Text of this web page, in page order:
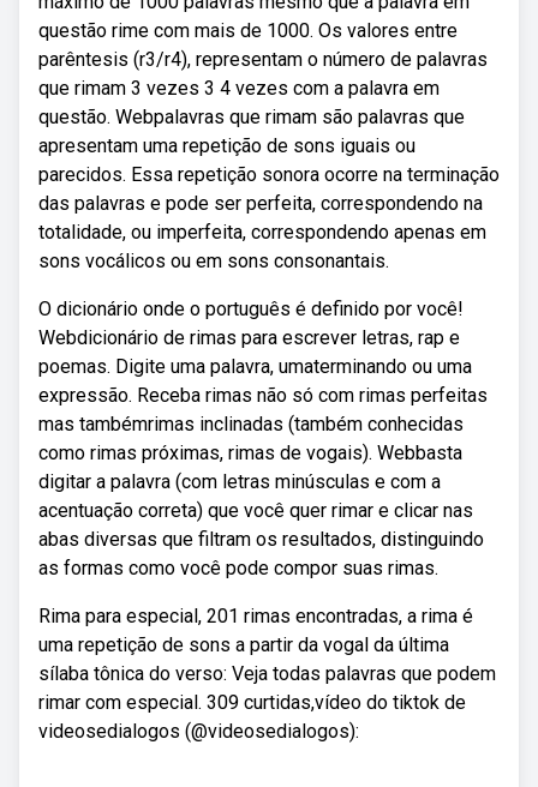
questão rime com mais de 1000. Os valores entre
parêntesis (r3/r4), representam o número de palavras
que rimam 3 vezes 3 4 vezes com a palavra em
questão. Webpalavras que rimam são palavras que
apresentam uma repetição de sons iguais ou
parecidos. Essa repetição sonora ocorre na terminação
das palavras e pode ser perfeita, correspondendo na
totalidade, ou imperfeita, correspondendo apenas em
sons vocálicos ou em sons consonantais.
O dicionário onde o português é definido por você!
Webdicionário de rimas para escrever letras, rap e
poemas. Digite uma palavra, umaterminando ou uma
expressão. Receba rimas não só com rimas perfeitas
mas tambémrimas inclinadas (também conhecidas
como rimas próximas, rimas de vogais). Webbasta
digitar a palavra (com letras minúsculas e com a
acentuação correta) que você quer rimar e clicar nas
abas diversas que filtram os resultados, distinguindo
as formas como você pode compor suas rimas.
Rima para especial, 201 rimas encontradas, a rima é
uma repetição de sons a partir da vogal da última
sílaba tônica do verso: Veja todas palavras que podem
rimar com especial. 309 curtidas,vídeo do tiktok de
videosedialogos (@videosedialogos):